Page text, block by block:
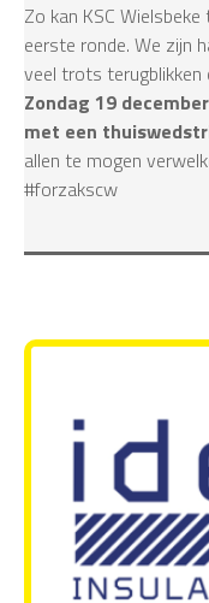
Zo kan KSC
eerste ronde. We zijn
veel trots terugblikken
Zondag 19
met een
allen te mogen
#forzakscw